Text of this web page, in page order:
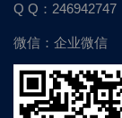
Q Q：246942747
微信：企业微信